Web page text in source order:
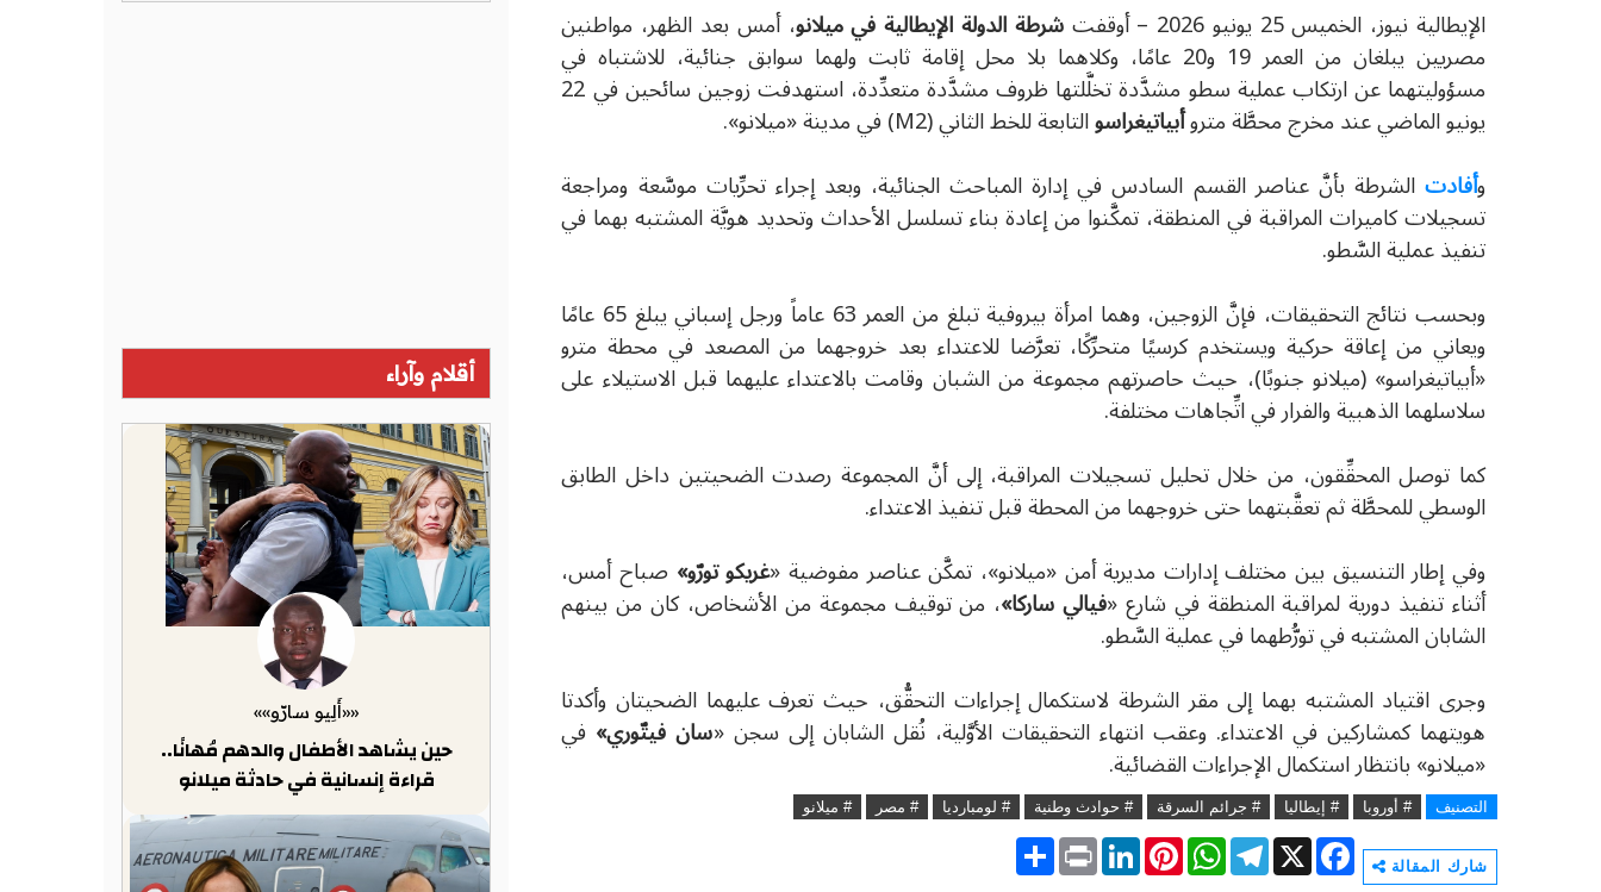
الإيطالية نيوز، الخميس 25 يونيو 2026 – أوقفتشرطة الدولة الإيطالية في ميلانو، أمس بعد الظهر، مواطنين
مصريين يبلغان من العمر 19 و20 عامًا، وكلاهما بلا محل إقامة ثابت ولهما سوابق جنائية، للاشتباه في
مسؤوليتهما عن ارتكاب عملية سطو مشدَّدة تخلَّلتها ظروف مشدَّدة متعدِّدة، استهدفت زوجين سائحين في 22
يونيو الماضي عند مخرج محطَّة متروأبياتيغراسوالتابعة للخط الثاني (M2) في مدينة « ميلانو».
وأفادت الشرطة بأنَّ عناصر القسم السادس في إدارة المباحث الجنائية، وبعد إجراء تحرِّيات موسَّعة ومراجعة
تسجيلات كاميرات المراقبة في المنطقة، تمكَّنوا من إعادة بناء تسلسل الأحداث وتحديد هويَّة المشتبه بهما في
تنفيذ عملية السَّطو.
وبحسب نتائج التحقيقات، فإنَّ الزوجين، وهما امرأة بيروفية تبلغ من العمر 63 عاماً ورجل إسباني يبلغ 65 عامًا
ويعاني من إعاقة حركية ويستخدم كرسيًا متحرِّكًا، تعرَّضا للاعتداء بعد خروجهما من المصعد في محطة مترو
«أبياتيغراسو» (ميلانو جنوبًا)، حيث حاصرتهم مجموعة من الشبان وقامت بالاعتداء عليهما قبل الاستيلاء على
سلاسلهما الذهبية والفرار في اتِّجاهات مختلفة.
كما توصل المحقِّقون، من خلال تحليل تسجيلات المراقبة، إلى أنَّ المجموعة رصدت الضحيتين داخل الطابق
الوسطي للمحطَّة ثم تعقَّبتهما حتى خروجهما من المحطة قبل تنفيذ الاعتداء.
وفي إطار التنسيق بين مختلف إدارات مديرية أمن «ميلانو»، تمكَّن عناصر مفوضية «غريكو تورّو» صباح أمس،
أثناء تنفيذ دورية لمراقبة المنطقة في شارع «فيالي ساركا»، من توقيف مجموعة من الأشخاص، كان من بينهم
الشابان المشتبه في تورُّطهما في عملية السَّطو.
وجرى اقتياد المشتبه بهما إلى مقر الشرطة لاستكمال إجراءات التحقُّق، حيث تعرف عليهما الضحيتان وأكدتا
هويتهما كمشاركين في الاعتداء. وعقب انتهاء التحقيقات الأوَّلية، نُقل الشابان إلى سجن «سان فيتّوري» في
«ميلانو» بانتظار استكمال الإجراءات القضائية.
التصنيف # أوروبا # إيطاليا # جرائم السرقة # حوادث وطنية # لومبارديا # مصر # ميلانو
شارك المقالة
S
h
P
r
L
P
W
h
T
e
X
F
a
أقلام وآراء
««أَلِيو سارّو»»
حين يشاهد الأطفال والدهم مُهانًا..
قراءة إنسانية في حادثة ميلانو